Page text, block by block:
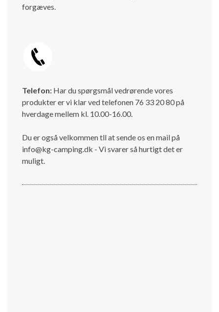
forgæves.
Telefon: Har du spørgsmål vedrørende vores
produkter er vi klar ved telefonen 76 33 20 80 på
hverdage mellem kl. 10.00-16.00.
Du er også velkommen tll at sende os en mail på
info@kg-camping.dk - Vi svarer så hurtigt det er
muligt.